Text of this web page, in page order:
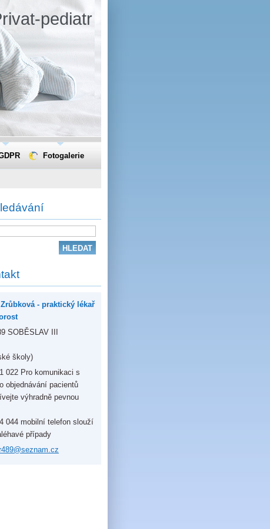
pediatr
Zrůbková - praktický lékař
SOBĚSLAV III
školy)
022 Pro komunikaci s
objednávání pacientů
výhradně pevnou
044 mobilní telefon slouží
případy
9@seznam.cz
Fotogalerie